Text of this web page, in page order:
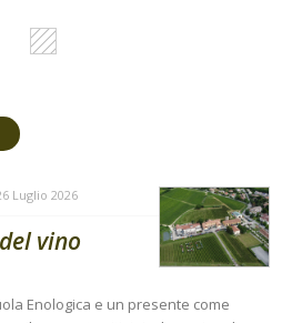
Luglio 2026
vino
Enologica e un presente come